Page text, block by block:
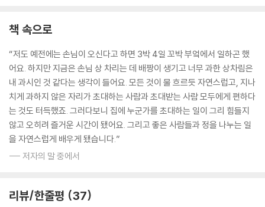
크
Table Styling Idea
가족 주말 브런치
그래놀라 요구르트, 커리 치킨 샐러드, 프렌치토스트, 에너지 주스
Table Styling Idea
가벼운 점심 식탁
해물 크로켓, 닭고기 메밀 비빔면, 단호박 푸딩
해물 영양 냉채, 돼지고기 묵은지 보쌈, 사천식 가지 찜, 마늘 볶음밥
책 속으로
“저도 예전에는 손님이 오신다고 하면 3박 4일 꼬박 부엌에서 일하곤 했
어요. 하지만 지금은 손님 상 차리는 데 배짱이 생기고 너무 과한 상차림은
내 과시인 것 같다는 생각이 들어요. 모든 것이 물 흐르듯 자연스럽고, 지나
치게 과하지 않은 자리가 초대하는 사람과 초대받는 사람 모두에게 편하다
는 것도 터득했죠. 그러다보니 집에 누군가를 초대하는 일이 그리 힘들지
않고 오히려 즐거운 시간이 됐어요. 그리고 좋은 사람들과 정을 나누는 일
을 자연스럽게 배우게 됐습니다.”
--- 저자의 말 중에서
리뷰/한줄평 37